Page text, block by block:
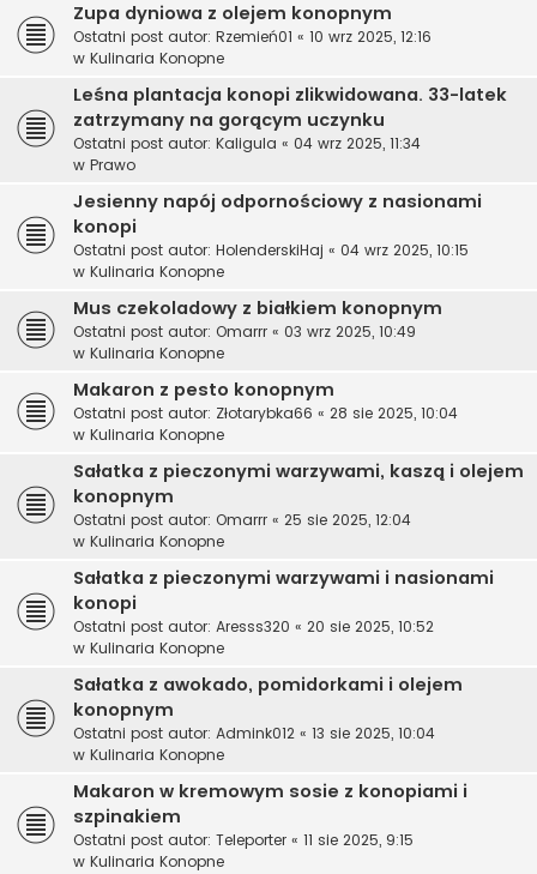
Zupa dyniowa z olejem konopnym
Ostatni post autor: Rzemień01 « 10 wrz 2025, 12:16
w Kulinaria Konopne
Leśna plantacja konopi zlikwidowana. 33-latek
zatrzymany na gorącym uczynku
Ostatni post autor: Kaligula « 04 wrz 2025, 11:34
w Prawo
Jesienny napój odpornościowy z nasionami
konopi
Ostatni post autor: HolenderskiHaj « 04 wrz 2025, 10:15
w Kulinaria Konopne
Mus czekoladowy z białkiem konopnym
Ostatni post autor: Omarrr « 03 wrz 2025, 10:49
w Kulinaria Konopne
Makaron z pesto konopnym
Ostatni post autor: Złotarybka66 « 28 sie 2025, 10:04
w Kulinaria Konopne
Sałatka z pieczonymi warzywami, kaszą i olejem
konopnym
Ostatni post autor: Omarrr « 25 sie 2025, 12:04
w Kulinaria Konopne
Sałatka z pieczonymi warzywami i nasionami
konopi
Ostatni post autor: Aresss320 « 20 sie 2025, 10:52
w Kulinaria Konopne
Sałatka z awokado, pomidorkami i olejem
konopnym
Ostatni post autor: Admink012 « 13 sie 2025, 10:04
w Kulinaria Konopne
Makaron w kremowym sosie z konopiami i
szpinakiem
Ostatni post autor: Teleporter « 11 sie 2025, 9:15
w Kulinaria Konopne